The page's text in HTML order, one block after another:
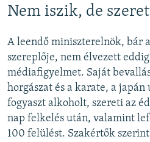
Nem iszik, de
A leendő miniszterelnök, bár
szereplője, nem élvezett
médiafigyelmet. Saját
horgászat és a karate, a
fogyaszt alkoholt, szereti az
nap felkelés után, valamint
100 felülést. Szakértők